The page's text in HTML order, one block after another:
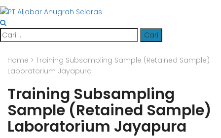
Cari
untuk:
Home > Training Subsampling Sample (Retained Sample)
Laboratorium Jayapura
Training Subsampling
Sample (Retained Sample)
Laboratorium Jayapura